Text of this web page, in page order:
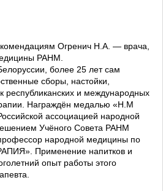
Огренич Н.А. — врача,
РАНМ.
более 25 лет сам
сборы, настойки,
республиканских и международных
Награждён медалью «Н.М
ассоциацией народной
Учёного Совета РАНМ
народной медицины по
Применение напитков и
опыт работы этого